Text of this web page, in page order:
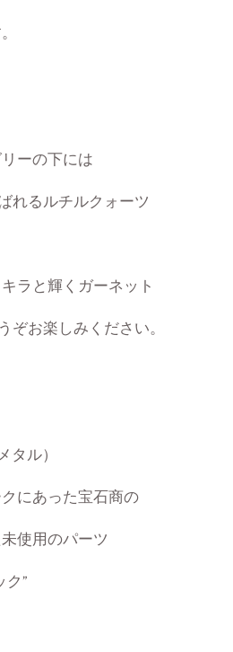
ーの下には
れるルチルクォーツ
ラと輝くガーネット
ぞお楽しみください。
タル）
にあった宝石商の
使用のパーツ
ク”